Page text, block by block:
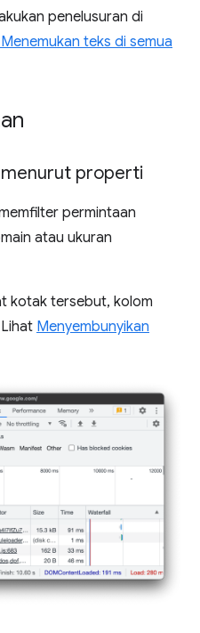
penelusuran di
teks di semua
properti
permintaan
atau ukuran
kotak tersebut, kolom
Menyembunyikan